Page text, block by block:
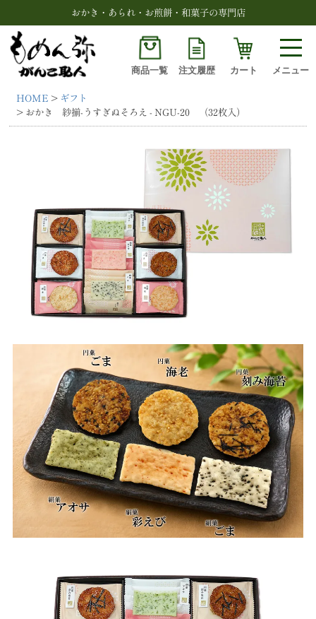
おかき・あられ・お煎餅・和菓子の専門店
商品一覧 注文履歴 カート メニュー
HOME
ギフト
おかき 紗揃-うすぎぬそろえ - NGU-20 （32枚入）